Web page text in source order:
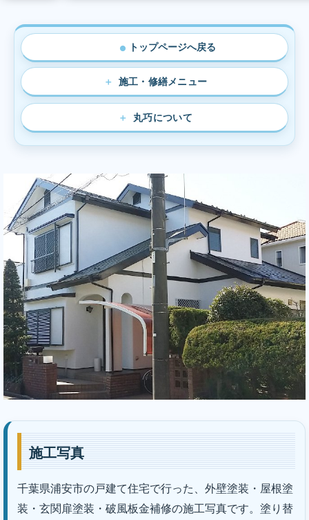
● トップページへ戻る
施工・修繕メニュー
丸巧について
施工写真
千葉県浦安市の戸建て住宅で行った、外壁塗装・屋根塗
装・玄関扉塗装・破風板金補修の施工写真です。塗り替